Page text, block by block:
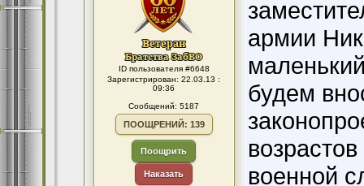
ID пользователя #6648
Зарегистрирован: 22.03.13 :
09:36
Сообщений: 5187
ПООЩРЕНИЙ: 139
Поощрить
Наказать
армии
будем
военной